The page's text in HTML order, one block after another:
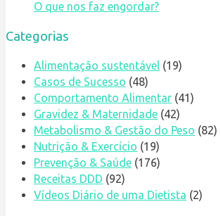
O que nos faz engordar?
Categorias
Alimentação sustentável (19)
Casos de Sucesso (48)
Comportamento Alimentar (41)
Gravidez & Maternidade (42)
Metabolismo & Gestão do Peso (82)
Nutrição & Exercício (19)
Prevenção & Saúde (176)
Receitas DDD (92)
Vídeos Diário de uma Dietista (2)